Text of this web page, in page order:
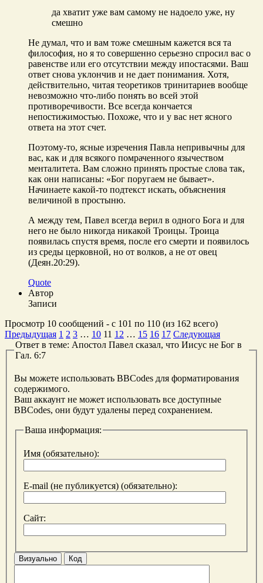
да хватит уже вам самому не надоело уже, ну
смешно
Не думал, что и вам тоже смешным кажется вся та
философия, но я то совершенно серьезно спросил вас о
равенстве или его отсутствии между ипостасями. Ваш
ответ снова уклончив и не дает понимания. Хотя,
действительно, читая теоретиков тринитариев вообще
невозможно что-либо понять во всей этой
противоречивости. Все всегда кончается
непостижимостью. Похоже, что и у вас нет ясного
ответа на этот счет.
Поэтому-то, ясные изречения Павла непривычны для
вас, как и для всякого помраченного язычеством
менталитета. Вам сложно принять простые слова так,
как они написаны: «Бог поругаем не бывает».
Начинаете какой-то подтекст искать, объяснения
величиной в простыню.
А между тем, Павел всегда верил в одного Бога и для
него не было никогда никакой Троицы. Троица
появилась спустя время, после его смерти и появилось
из среды церковной, но от волков, а не от овец
(Деян.20:29).
Quote
Автор
Записи
Просмотр 10 сообщений - с 101 по 110 (из 162 всего)
Предыдущая 1 2 3 … 10 11 12 … 15 16 17 Следующая
Ответ в теме: Апостол Павел сказал, что Иисус не Бог в
Гал. 6:7
Вы можете использовать BBCodes для форматирования
содержимого.
Ваш аккаунт не может использовать все доступные
BBCodes, они будут удалены перед сохранением.
Ваша информация:
Имя (обязательно):
E-mail (не публикуется) (обязательно):
Сайт:
Визуально Код